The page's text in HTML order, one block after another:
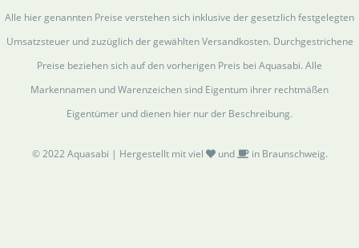
Alle hier genannten Preise verstehen sich inklusive der gesetzlich festgelegten
Umsatzsteuer und zuzüglich der gewählten Versandkosten. Durchgestrichene
Preise beziehen sich auf den vorherigen Preis bei Aquasabi. Alle
Markennamen und Warenzeichen sind Eigentum ihrer rechtmäßen
Eigentümer und dienen hier nur der Beschreibung.
© 2022 Aquasabi | Hergestellt mit viel und in Braunschweig.